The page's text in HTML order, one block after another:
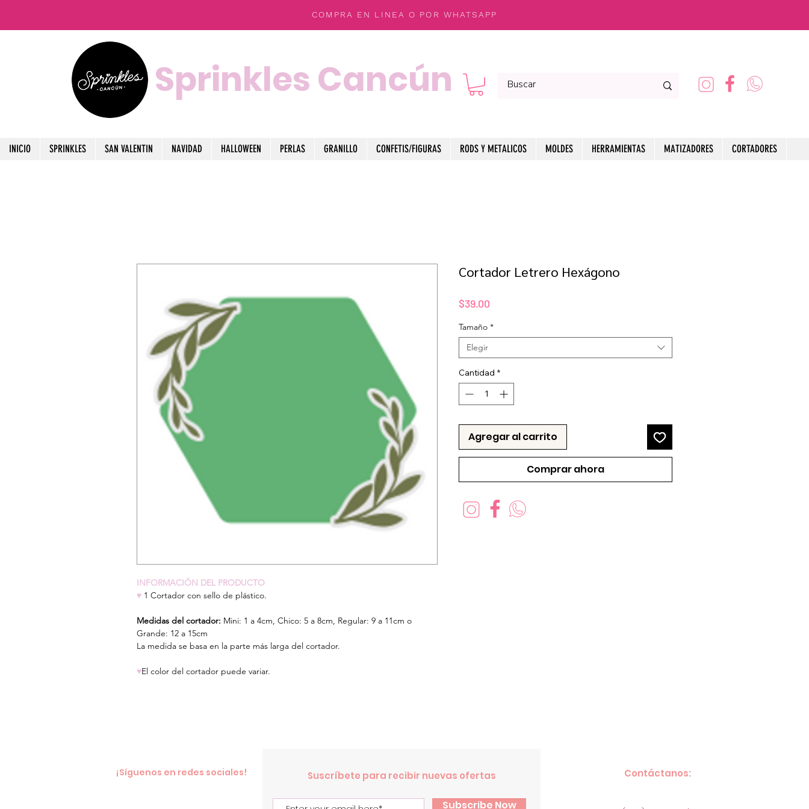
COMPRA EN LINEA O POR WHATSAPP
Sprinkles Cancún
INICIO SPRINKLES SAN VALENTIN NAVIDAD HALLOWEEN PERLAS GRANILLO CONFETIS/FIGURAS RODS Y METALICOS MOLDES HERRAMIENTAS MATIZADORES CORTADORES
INFORMACIÓN DEL PRODUCTO
♥ 1 Cortador con sello de plástico.
Medidas del cortador: Mini: 1 a 4cm, Chico: 5 a 8cm, Regular: 9 a 11cm o
Grande: 12 a 15cm
La medida se basa en la parte más larga del cortador.
♥El color del cortador puede variar.
Cortador Letrero Hexágono
$39.00
Tamaño *
Elegir
Cantidad *
Agregar al carrito
Comprar ahora
¡Síguenos en redes sociales! Suscríbete para recibir nuevas ofertas
Subscribe Now
Contáctanos: